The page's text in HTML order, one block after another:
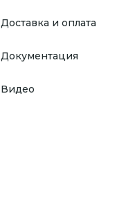
Доставка и оплата
Документация
Видео